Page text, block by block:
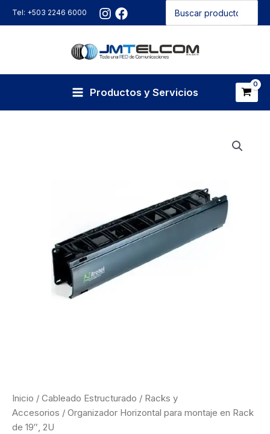
al
Tel: +503 2246 6000
por:
Productos y Servicios
Inicio / Cableado Estructurado / Racks y
Accesorios / Organizador Horizontal para montaje en Rack
de 19″, 2U